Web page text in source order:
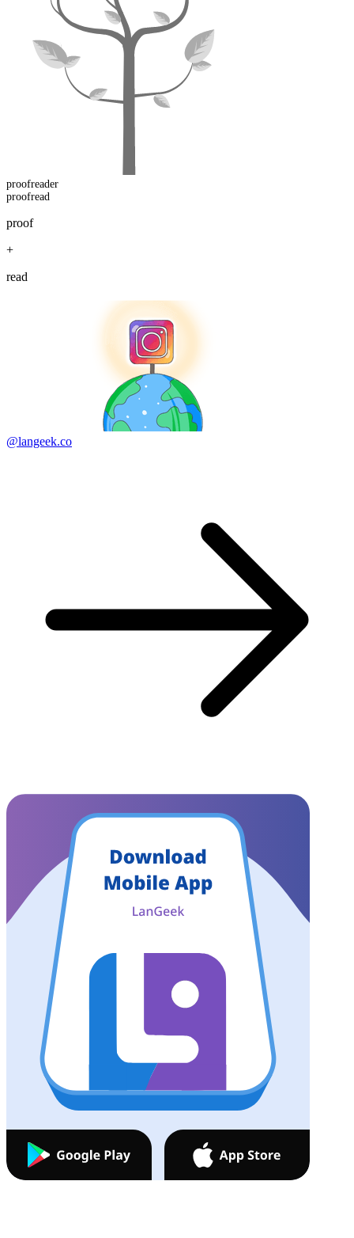
proofreader
proofread
proof
+
read
@langeek.co